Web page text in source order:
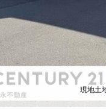
現地土